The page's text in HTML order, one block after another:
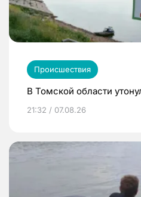
Происшествия
В Томской области
21:32 / 07.08.26